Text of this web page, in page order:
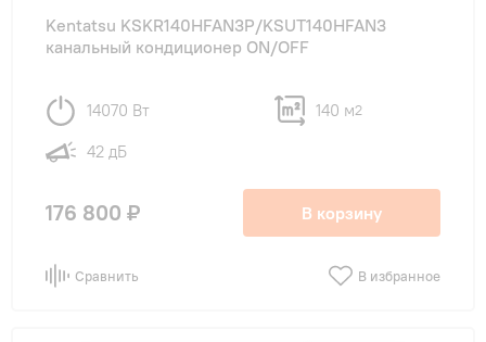
Kentatsu KSKR140HFAN3P/KSUT140HFAN3
канальный кондиционер ON/OFF
14070 Вт 140 м2
42 дБ
176 800 ₽ В корзину
Сравнить В избранное